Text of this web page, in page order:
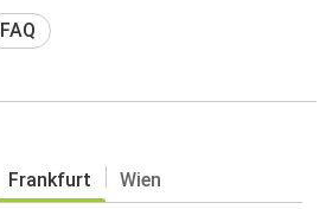
FAQ
Frankfurt Wien